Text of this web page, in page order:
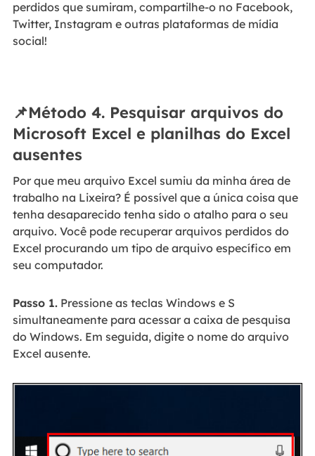
perdidos que sumiram, compartilhe-o no Facebook,
Twitter, Instagram e outras plataformas de mídia
social!
📌Método 4. Pesquisar arquivos do
Microsoft Excel e planilhas do Excel
ausentes
Por que meu arquivo Excel sumiu da minha área de
trabalho na Lixeira? É possível que a única coisa que
tenha desaparecido tenha sido o atalho para o seu
arquivo. Você pode recuperar arquivos perdidos do
Excel procurando um tipo de arquivo específico em
seu computador.
Passo 1.Pressione as teclas Windows e S
simultaneamente para acessar a caixa de pesquisa
do Windows. Em seguida, digite o nome do arquivo
Excel ausente.